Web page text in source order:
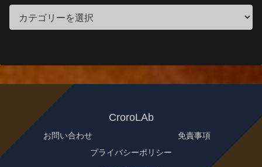
CroroLAb
お問い合わせ
免責事項
プライバシーポリシー